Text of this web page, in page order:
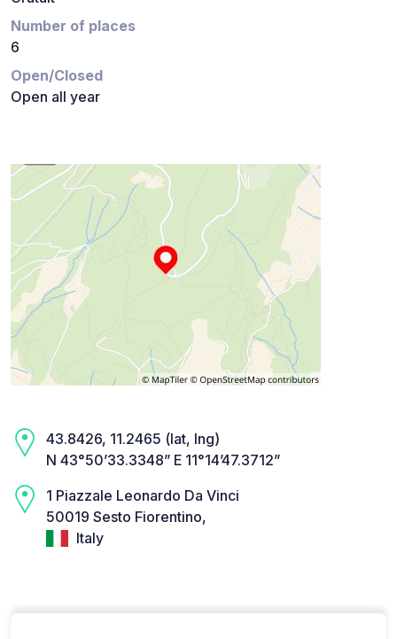
Number of places
6
Open/Closed
Open all year
43.8426, 11.2465 (lat, lng)
N 43°50’33.3348” E 11°14’47.3712”
1 Piazzale Leonardo Da Vinci
50019 Sesto Fiorentino,
Italy